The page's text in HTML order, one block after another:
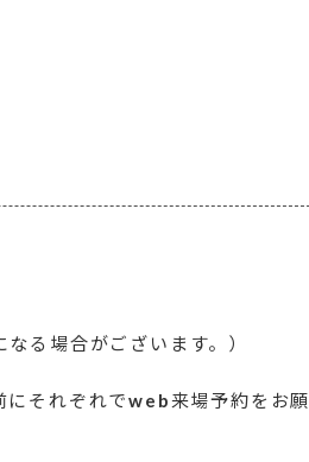
る場合がございます。）
それぞれでweb来場予約をお願